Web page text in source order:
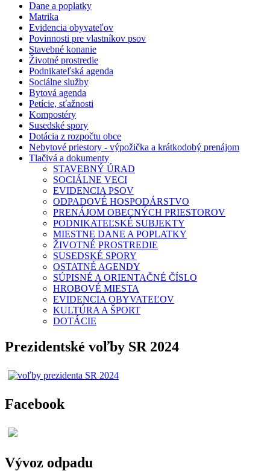
Dane a poplatky
Matrika
Evidencia obyvateľov
Povinnosti pre vlastníkov psov
Stavebné konanie
Životné prostredie
Podnikateľská agenda
Sociálne služby
Bytová agenda
Petície, sťažnosti
Kompostéry
Susedské spory
Dotácia z rozpočtu obce
Nebytové priestory - výpožička a krátkodobý prenájom
Tlačivá a dokumenty
STAVEBNÝ ÚRAD
SOCIÁLNE VECI
EVIDENCIA PSOV
ODPADOVÉ HOSPODÁRSTVO
PRENÁJOM OBECNÝCH PRIESTOROV
PODNIKATEĽSKÉ SUBJEKTY
MIESTNE DANE A POPLATKY
ŽIVOTNÉ PROSTREDIE
SUSEDSKÉ SPORY
OSTATNÉ AGENDY
SÚPISNÉ A ORIENTAČNÉ ČÍSLO
HROBOVÉ MIESTA
EVIDENCIA OBYVATEĽOV
KULTÚRA A ŠPORT
DOTÁCIE
Prezidentské voľby SR 2024
Facebook
Vývoz odpadu